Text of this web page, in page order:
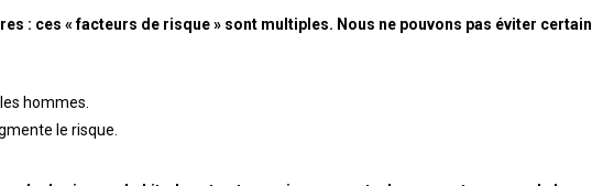
: ces « facteurs de risque » sont multiples. Nous ne pouvons pas éviter
hommes.
le risque.